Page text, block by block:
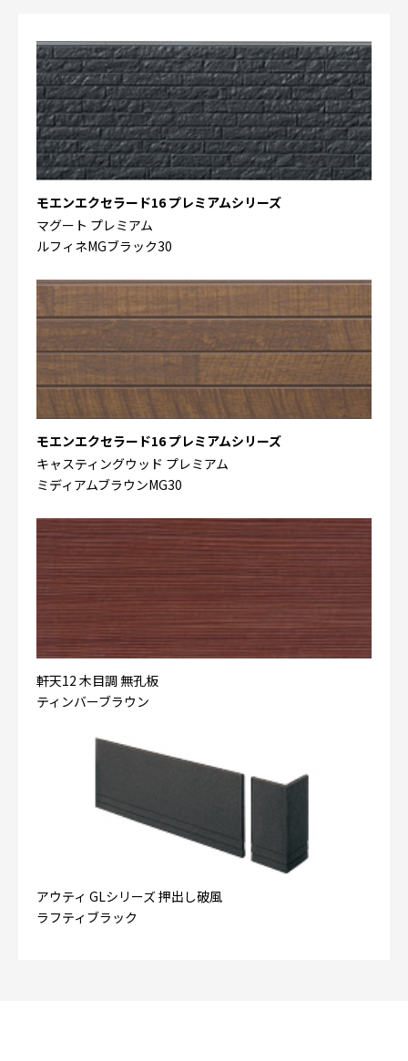
モエンエクセラード16 プレミアムシリーズ
マグート プレミアム
ルフィネMGブラック30
モエンエクセラード16 プレミアムシリーズ
キャスティングウッド プレミアム
ミディアムブラウンMG30
軒天12 木目調 無孔板
ティンバーブラウン
アウティ GLシリーズ 押出し破風
ラフティブラック